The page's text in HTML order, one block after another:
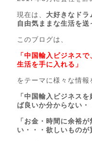
現在は、 大好きなドラ
自由気ままな生活を送
このブログは、
「中国輸入ビジネス
生活を手に入れる」
をテーマに様々な情報
「中国輸入ビジネス
ば良いか分からない・
「お金・時間に余裕
い・・・欲しいものが